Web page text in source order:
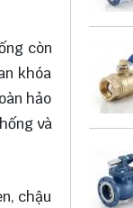
còn
khóa
hảo
và
chậu